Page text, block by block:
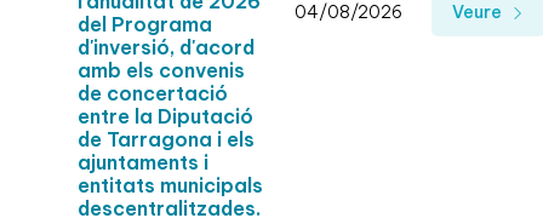
del Programa
d'inversió, d'acord
amb els convenis
de concertació
entre la Diputació
de Tarragona i els
ajuntaments i
entitats municipals
descentralitzades.
04/08/2026 Veure